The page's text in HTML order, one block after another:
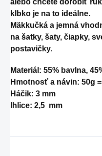
klbko je na to ideálne.
Mäkkučká a jemná
na šatky, šaty, čiapky,
postavičky.
Materiál: 55% bavlna,
Hmotnosť a návin: 50g
Háčik: 3 mm
Ihlice: 2,5 mm